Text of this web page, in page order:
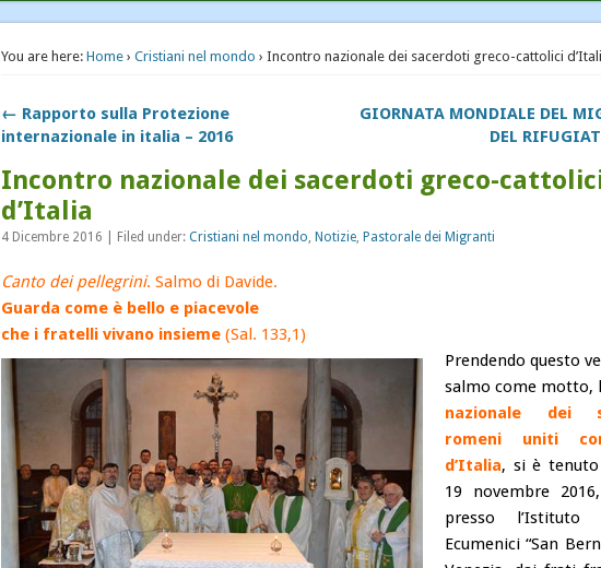
Senza categoria
You are here: Home› Cristiani nel mondo › Incontro nazionale dei sacerdoti greco-cattolici
← Rapporto sulla Protezione
internazionale in italia – 2016
GIORNATA MONDIALE DEL
DEL
Incontro nazionale dei sacerdoti greco-
d’Italia
4 Dicembre 2016 | Filed under: Cristiani nel mondo, Notizie, Pastorale dei Migranti
Canto dei pellegrini. Salmo di Davide.
Guarda come è bello e piacevole
che i fratelli vivano insieme (Sal. 133,1)
Prendendo questo
salmo come motto,
nazionale dei
romeni uniti
d’Italia, si è
19 novembre
presso l’Istituto
Ecumenici “San